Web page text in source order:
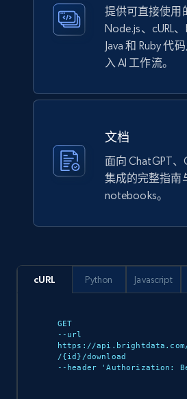
991+ 162+
URL, Title, Rating, Reviews, Initial
eCommerce
160+
Ikea - Products
Description, In stock, Color,
more.
eCommerce
提供可直接使用
Node.js、cURL、
Java 和 Ruby 代
入 AI 工作流。
文档
面向 ChatGPT、
集成的完整指南
notebooks。
cURL
GET
--url
https://
/{id}/download
--header 'Authorization:
Python Javascript